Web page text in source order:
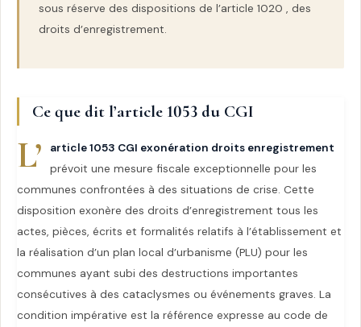
sous réserve des dispositions de l’article 1020 , des
droits d’enregistrement.
Ce que dit l’article 1053 du CGI
L’
article 1053 CGI exonération droits enregistrement
prévoit une mesure fiscale exceptionnelle pour les
communes confrontées à des situations de crise. Cette
disposition exonère des droits d’enregistrement tous les
actes, pièces, écrits et formalités relatifs à l’établissement et
la réalisation d’un plan local d’urbanisme (PLU) pour les
communes ayant subi des destructions importantes
consécutives à des cataclysmes ou événements graves. La
condition impérative est la référence expresse au code de